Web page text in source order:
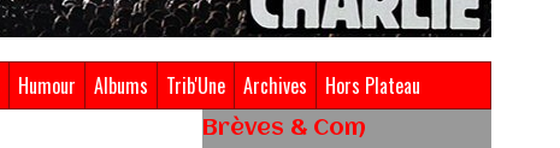
Humour Albums Trib'Une Archives Hors Plateau
Brèves & Com